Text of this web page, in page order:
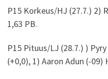
P15 Korkeus/HJ (27.7.) 2)
1,63 PB.
P15 Pituus/LJ (28.7.) )
(+0,0), 1) Aaron Adun (-09)